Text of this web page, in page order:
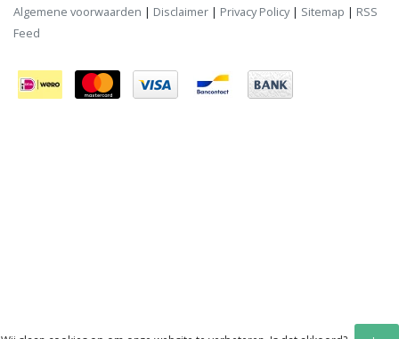
Algemene voorwaarden | Disclaimer | Privacy Policy| Sitemap | RSS
Feed